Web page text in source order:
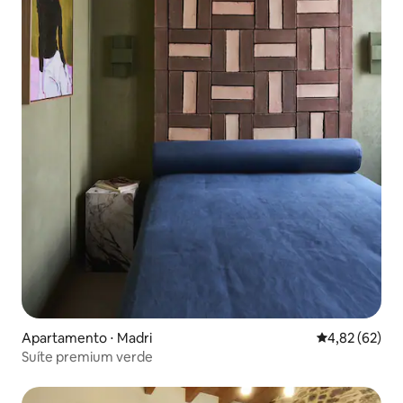
Apartamento ⋅ Madri 4,82 de uma
4,82 (62)
Suíte premium verde